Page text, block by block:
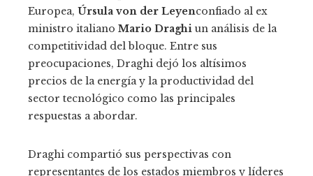
Europea, Úrsula von der Leyenconfiado al ex
ministro italiano Mario Draghi un análisis de la
competitividad del bloque. Entre sus
preocupaciones, Draghi dejó los altísimos
precios de la energía y la productividad del
sector tecnológico como las principales
respuestas a abordar.
Draghi compartió sus perspectivas con
representantes de los estados miembros y líderes